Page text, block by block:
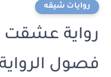
روايات شيقه
رواية عشقت
فصول